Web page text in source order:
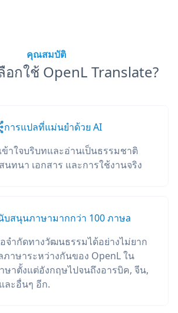
คุณสมบัติ
อกใช้ OpenL Translate?
การแปลที่แม่นยำด้วย AI
ข้าใจบริบทและอ่านเป็นธรรมชาติ
นทนา เอกสาร และการใช้งานจริง
บสนุนภาษามากกว่า 100 ภาษа
จำกัดทางวัฒนธรรมได้อย่างไม่ยาก
ภาษาระหว่างกันของ OpenL ใน
ษาตั้งแต่อังกฤษไปจนถึงอารบิค, จีน,
ละอื่นๆ อีก.